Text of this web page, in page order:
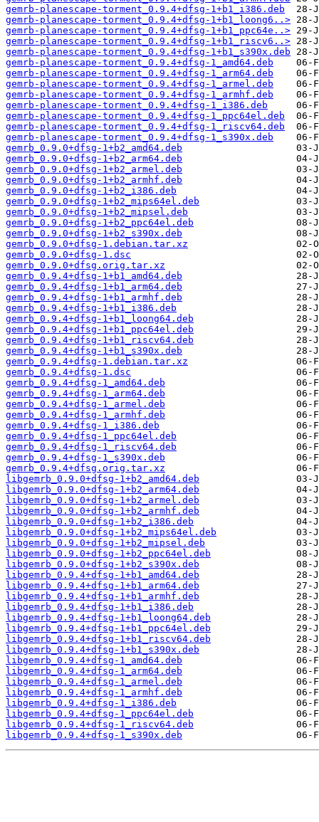
gemrb-planescape-torment_0.9.4+dfsg-1+b1_i386.deb
gemrb-planescape-torment_0.9.4+dfsg-1+b1_loong6..>
gemrb-planescape-torment_0.9.4+dfsg-1+b1_ppc64e..>
gemrb-planescape-torment_0.9.4+dfsg-1+b1_riscv6..>
gemrb-planescape-torment_0.9.4+dfsg-1+b1_s390x.deb
gemrb-planescape-torment_0.9.4+dfsg-1_amd64.deb
gemrb-planescape-torment_0.9.4+dfsg-1_arm64.deb
gemrb-planescape-torment_0.9.4+dfsg-1_armel.deb
gemrb-planescape-torment_0.9.4+dfsg-1_armhf.deb
gemrb-planescape-torment_0.9.4+dfsg-1_i386.deb
gemrb-planescape-torment_0.9.4+dfsg-1_ppc64el.deb
gemrb-planescape-torment_0.9.4+dfsg-1_riscv64.deb
gemrb-planescape-torment_0.9.4+dfsg-1_s390x.deb
gemrb_0.9.0+dfsg-1+b2_amd64.deb
gemrb_0.9.0+dfsg-1+b2_arm64.deb
gemrb_0.9.0+dfsg-1+b2_armel.deb
gemrb_0.9.0+dfsg-1+b2_armhf.deb
gemrb_0.9.0+dfsg-1+b2_i386.deb
gemrb_0.9.0+dfsg-1+b2_mips64el.deb
gemrb_0.9.0+dfsg-1+b2_mipsel.deb
gemrb_0.9.0+dfsg-1+b2_ppc64el.deb
gemrb_0.9.0+dfsg-1+b2_s390x.deb
gemrb_0.9.0+dfsg-1.debian.tar.xz
gemrb_0.9.0+dfsg-1.dsc
gemrb_0.9.0+dfsg.orig.tar.xz
gemrb_0.9.4+dfsg-1+b1_amd64.deb
gemrb_0.9.4+dfsg-1+b1_arm64.deb
gemrb_0.9.4+dfsg-1+b1_armhf.deb
gemrb_0.9.4+dfsg-1+b1_i386.deb
gemrb_0.9.4+dfsg-1+b1_loong64.deb
gemrb_0.9.4+dfsg-1+b1_ppc64el.deb
gemrb_0.9.4+dfsg-1+b1_riscv64.deb
gemrb_0.9.4+dfsg-1+b1_s390x.deb
gemrb_0.9.4+dfsg-1.debian.tar.xz
gemrb_0.9.4+dfsg-1.dsc
gemrb_0.9.4+dfsg-1_amd64.deb
gemrb_0.9.4+dfsg-1_arm64.deb
gemrb_0.9.4+dfsg-1_armel.deb
gemrb_0.9.4+dfsg-1_armhf.deb
gemrb_0.9.4+dfsg-1_i386.deb
gemrb_0.9.4+dfsg-1_ppc64el.deb
gemrb_0.9.4+dfsg-1_riscv64.deb
gemrb_0.9.4+dfsg-1_s390x.deb
gemrb_0.9.4+dfsg.orig.tar.xz
libgemrb_0.9.0+dfsg-1+b2_amd64.deb
libgemrb_0.9.0+dfsg-1+b2_arm64.deb
libgemrb_0.9.0+dfsg-1+b2_armel.deb
libgemrb_0.9.0+dfsg-1+b2_armhf.deb
libgemrb_0.9.0+dfsg-1+b2_i386.deb
libgemrb_0.9.0+dfsg-1+b2_mips64el.deb
libgemrb_0.9.0+dfsg-1+b2_mipsel.deb
libgemrb_0.9.0+dfsg-1+b2_ppc64el.deb
libgemrb_0.9.0+dfsg-1+b2_s390x.deb
libgemrb_0.9.4+dfsg-1+b1_amd64.deb
libgemrb_0.9.4+dfsg-1+b1_arm64.deb
libgemrb_0.9.4+dfsg-1+b1_armhf.deb
libgemrb_0.9.4+dfsg-1+b1_i386.deb
libgemrb_0.9.4+dfsg-1+b1_loong64.deb
libgemrb_0.9.4+dfsg-1+b1_ppc64el.deb
libgemrb_0.9.4+dfsg-1+b1_riscv64.deb
libgemrb_0.9.4+dfsg-1+b1_s390x.deb
libgemrb_0.9.4+dfsg-1_amd64.deb
libgemrb_0.9.4+dfsg-1_arm64.deb
libgemrb_0.9.4+dfsg-1_armel.deb
libgemrb_0.9.4+dfsg-1_armhf.deb
libgemrb_0.9.4+dfsg-1_i386.deb
libgemrb_0.9.4+dfsg-1_ppc64el.deb
libgemrb_0.9.4+dfsg-1_riscv64.deb
libgemrb_0.9.4+dfsg-1_s390x.deb